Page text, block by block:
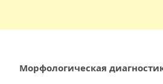
Морфологическая